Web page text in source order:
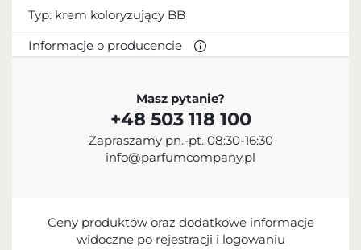
Typ: krem koloryzujący BB
Informacje o producencie
Estée Lauder Companies Inc.
12 125 724 200
info@estee.com
WPROWADZENIE DO UE
Masz pytanie?
+48 503 118 100
Zapraszamy pn.-pt. 08:30-16:30
info@parfumcompany.pl
Ceny produktów oraz dodatkowe informacje
widoczne po rejestracji i logowaniu